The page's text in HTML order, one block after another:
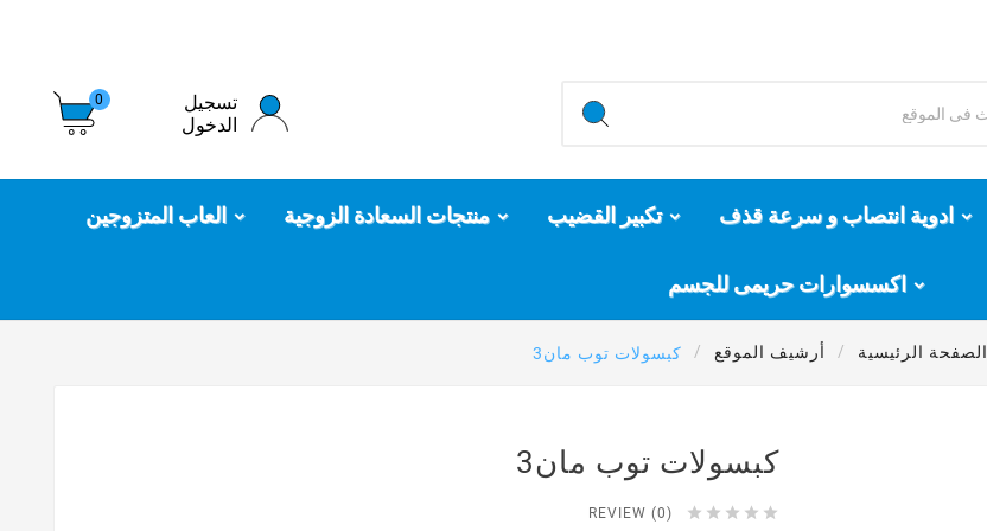
تسجيل
الدخول
0
ادوية انتصاب و سرعة قذف تكبير القضيب منتجات السعادة الزوجية العاب المتزوجين
اكسسوارات حريمى للجسم
الصفحة الرئيسية أرشيف الموقع كبسولات توب مان3
كبسولات توب مان3





REVIEW (0)